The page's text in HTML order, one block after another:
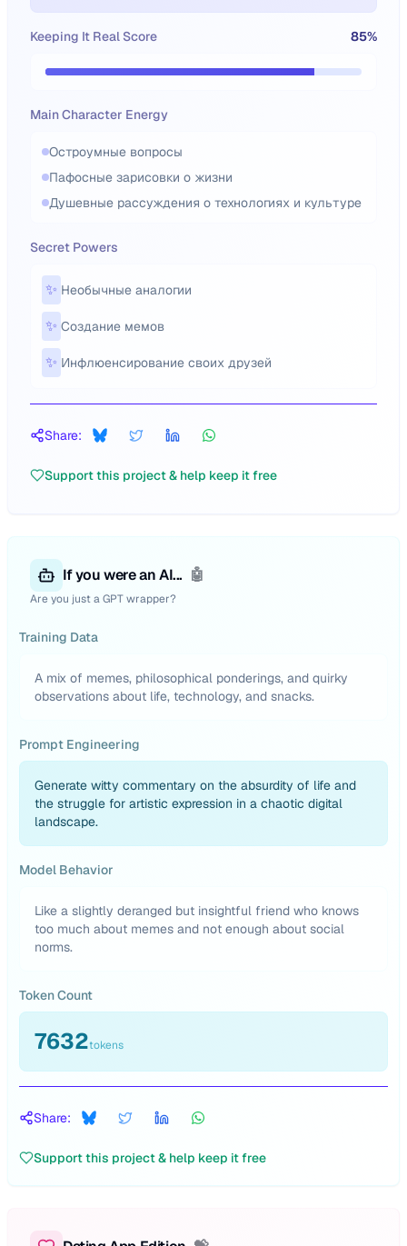
Keeping It Real Score 85%
Main Character Energy
Остроумные вопросы
Пафосные зарисовки о жизни
Душевные рассуждения о технологиях и культуре
Secret Powers
✨ Необычные аналогии
✨ Создание мемов
✨ Инфлюенсирование своих друзей
Share:
Support this project & help keep it free
If you were an AI... 🤖
Are you just a GPT wrapper?
Training Data
A mix of memes, philosophical ponderings, and quirky
observations about life, technology, and snacks.
Prompt Engineering
Generate witty commentary on the absurdity of life and
the struggle for artistic expression in a chaotic digital
landscape.
Model Behavior
Like a slightly deranged but insightful friend who knows
too much about memes and not enough about social
norms.
Token Count
7632tokens
Share:
Support this project & help keep it free